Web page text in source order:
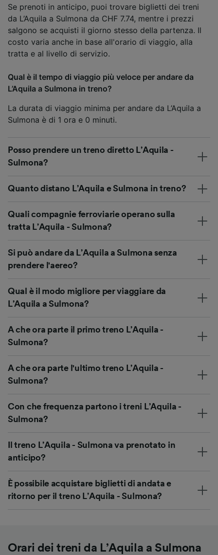
Se prenoti in anticipo, puoi trovare biglietti dei treni
da L’Aquila a Sulmona da CHF 7.74, mentre i prezzi
salgono se acquisti il giorno stesso della partenza. Il
costo varia anche in base all'orario di viaggio, alla
tratta e al livello di servizio.
Qual è il tempo di viaggio più veloce per andare da
L’Aquila a Sulmona in treno?
La durata di viaggio minima per andare da L’Aquila a
Sulmona è di 1 ora e 0 minuti.
Posso prendere un treno diretto L’Aquila -
Sulmona?
Quanto distano L’Aquila e Sulmona in treno?
Quali compagnie ferroviarie operano sulla
tratta L’Aquila - Sulmona?
Si può andare da L’Aquila a Sulmona senza
prendere l'aereo?
Qual è il modo migliore per viaggiare da
L’Aquila a Sulmona?
A che ora parte il primo treno L’Aquila -
Sulmona?
A che ora parte l'ultimo treno L’Aquila -
Sulmona?
Con che frequenza partono i treni L’Aquila -
Sulmona?
Il treno L’Aquila - Sulmona va prenotato in
anticipo?
È possibile acquistare biglietti di andata e
ritorno per il treno L’Aquila - Sulmona?
Orari dei treni da L’Aquila a Sulmona